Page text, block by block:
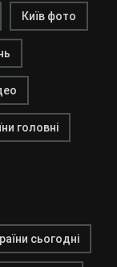
Київ фото
головні
сьогодні